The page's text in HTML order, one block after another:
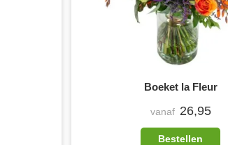
Boeket la Fleur
vanaf 26,95
Bestellen